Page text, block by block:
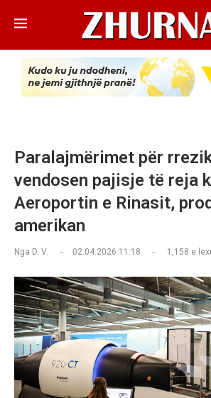
Paralajmërimet për
vendosen pajisje të reja
Aeroportin e Rinasit,
amerikan
Nga D. V. 02.04.2026 11:18 1,158 e